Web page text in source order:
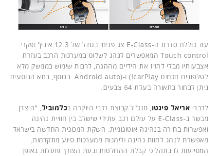
עוד כוללת סדרת ה-E-Class צג פנימי בגודל של 12.3 אינץ' ופקדי
Touch control המאפשרים לנהג לשלוט במערכות הרכב בעזרת
אצבעותיו מבלי להזיז את הידיים מההגה, לרבות שימוש בממשק מלא
לטלפונים חכמים IcarPlay) ו-(Android auto. בנוסף, בתא הנוסעים
ניתן לבחור בתאורה בעלת 64 צבעים.
לדברי אריאל פינטו, מנכ"ל קבוצת רכבי היוקרה בכלמוביל, "היצרן
מבשר ב-E-Class על עולם רכב עתידי שישלב בין חוויית נהיגה
ואפשרות בחירה בנהיגה אוטונומית. השקת המכונית החדשה בישראל
מאפשרת לנהג לחוות נהיגה וליהנות ממערכות סיוע מתקדמות,
המסייעות לו בתהליכי קבלת ההחלטות ובעת הצורך פועלות באופן